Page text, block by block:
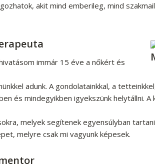
akit mind emberileg, mind
immár 15 éve a nőkért és
adunk. A gondolatainkkal, a
és mindegyikben igyekszünk helytállni.
melyek segítenek egyensúlyban
melyre csak mi vagyunk képesek.